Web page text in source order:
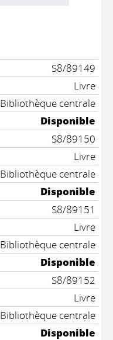
S8/89149
Livre
Bibliothèque centrale
Disponible
S8/89150
Livre
Bibliothèque centrale
Disponible
S8/89151
Livre
Bibliothèque centrale
Disponible
S8/89152
Livre
Bibliothèque centrale
Disponible